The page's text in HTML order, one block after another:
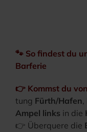
🐾 So fin­dest du
Barferie
👉 Kommst du
tung Fürth/Hafen,
Ampel links in die
👉 Über­que­re die